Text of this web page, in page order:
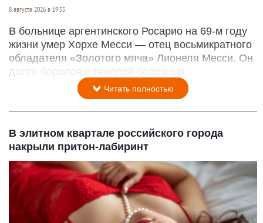
8 августа 2026 в 19:35
В больнице аргентинского Росарио на 69-м году
жизни умер Хорхе Месси — отец восьмикратного
обладателя «Золотого мяча» Лионеля Месси. Он
долго боролся с тяжелой болезнью.
Читать полностью
В элитном квартале российского города
накрыли притон-лабиринт